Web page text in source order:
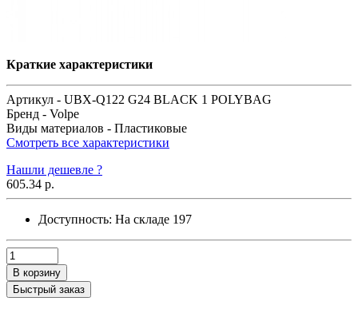
Краткие характеристики
Артикул - UBX-Q122 G24 BLACK 1 POLYBAG
Бренд - Volpe
Виды материалов - Пластиковые
Смотреть все характеристики
Нашли дешевле ?
605.34 р.
Доступность: На складе 197
В корзину
Быстрый заказ